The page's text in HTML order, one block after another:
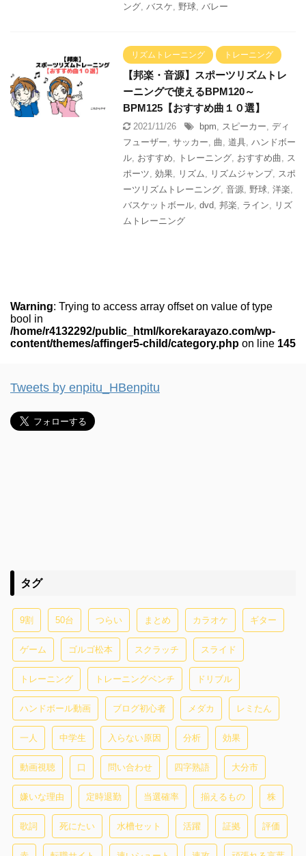
ング, バスケ, 野球, バレー
リズムトレーニング トレーニング
【邦楽・音源】スポーツリズムトレ
ーニングで使えるBPM120～
BPM125【おすすめ曲１０選】
2021/11/26 bpm, スピーカー, ディ
フューザー, サッカー, 曲, 道具, ハンドボー
ル, おすすめ, トレーニング, おすすめ曲, ス
ポーツ, 効果, リズム, リズムジャンプ, スポ
ーツリズムトレーニング, 音源, 野球, 洋楽,
バスケットボール, dvd, 邦楽, ライン, リズ
ムトレーニング
Warning: Trying to access array offset on value of type
bool in
/home/r4132292/public_html/korekarayazo.com/wp-
content/themes/affinger5-child/category.php on line 145
Tweets by enpitu_HBenpitu
タグ
9割 50台 つらい まとめ カラオケ ギター
ゲーム ゴルゴ松本 スクラッチ スライド
トレーニング トレーニングベンチ ドリブル
ハンドボール動画 ブログ初心者 メダカ レミたん
一人 中学生 入らない原因 分析 効果
動画視聴 口 問い合わせ 四字熟語 大分市
嫌いな理由 定時退勤 当選確率 揃えるもの 株
歌詞 死にたい 水槽セット 活躍 証拠 評価